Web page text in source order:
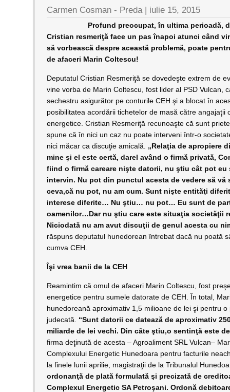
Carmen Cosman - Preda | iulie 15, 2015
Profund preocupat, în ultima perioadă, de
Cristian resmeriţă face un pas înapoi atunci când
să vorbească despre această problemă, poate
de afaceri Marin Coltescu!
Deputatul Cristian Resmeriţă se dovedeşte extrem de
vine vorba de Marin Coltescu, fost lider al PSD Vulcan,
sechestru asigurător pe conturile CEH şi a blocat în
posibilitatea acordării tichetelor de masă către angajaţii
energetice. Cristian Resmeriţă recunoaşte că sunt
spune că în nici un caz nu poate interveni într-o
nici măcar ca discuţie amicală. „Relaţia de apropiere
mine şi el este certă, darel având o firmă privată,
fiind o firmă careare nişte datorii, nu ştiu cât pot eu
intervin. Nu pot din punctul acesta de vedere să vă
ceva,că nu pot, nu am cum. Sunt nişte entităţi
interese diferite… Nu ştiu… nu pot… Eu sunt de
oamenilor…Dar nu ştiu care este situaţia societăţii
Niciodată nu am avut discuţii de genul acesta cu
răspuns deputatul hunedorean întrebat dacă nu poată
cumva CEH.
Îşi vrea banii de la CEH
Reamintim că omul de afaceri Marin Coltescu, fost
energetice pentru sumele datorate de CEH. În total,
hunedoreană aproximativ 1,5 milioane de lei şi pentru
judecată. “Sunt datorii ce datează de aproximativ
miliarde de lei vechi. Din câte ştiu,o sentinţă este
firma deţinută de acesta – Agroaliment SRL Vulcan–
Complexului Energetic Hunedoara pentru facturile
la finele lunii aprilie, magistraţii de la Tribunalul
ordonanţă de plată formulată şi precizată de
Complexul Energetic SA Petroşani. Ordonă